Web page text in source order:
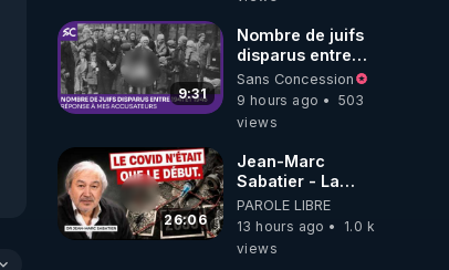
9:31
Nombre de juifs
disparus entre
1941 et 1945
(Réponse à mes
accusateurs)
Sans Concession
9 hours ago
503
views
26:06
Jean-Marc
Sabatier - La
Covid-19 n'a été
que le début -
L'ARNm &
PAROLE LIBRE
13 hours ago
1.0 k
views